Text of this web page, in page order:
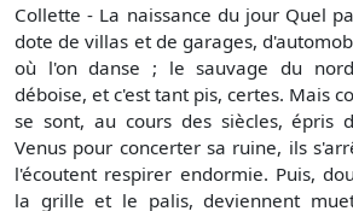
Collette - La naissance du jour Quel
dote de villas et de garages,
où l'on danse ; le sauvage du
déboise, et c'est tant pis, certes. Mais
se sont, au cours des siècles, épris
Venus pour concerter sa ruine, ils
l'écoutent respirer endormie. Puis,
la grille et le palis, deviennent